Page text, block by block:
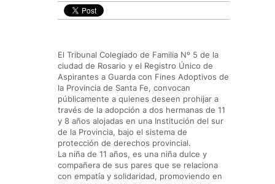
El Tribunal Colegiado de Familia Nº 5 de la
ciudad de Rosario y el Registro Único de
Aspirantes a Guarda con Fines Adoptivos de
la Provincia de Santa Fe, convocan
públicamente a quienes deseen prohijar a
través de la adopción a dos hermanas de 11
y 8 años alojadas en una Institución del sur
de la Provincia, bajo el sistema de
protección de derechos provincial.
La niña de 11 años, es una niña dulce y
compañera de sus pares que se relaciona
con empatía y solidaridad, promoviendo en